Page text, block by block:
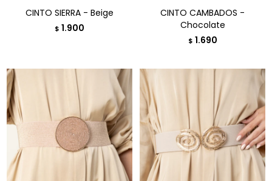
CINTO SIERRA - Beige
$ 1.900
CINTO CAMBADOS -
Chocolate
$ 1.690